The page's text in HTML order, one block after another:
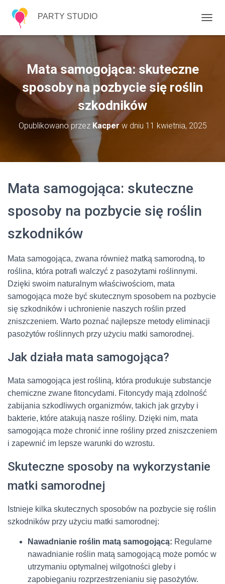
PARTY STUDIO
R
Mata samogojąca: skuteczne
sposoby na pozbycie się roślin
szkodników
Opublikowano przez Kacperw dniu 11 kwietnia, 2025
Mata samogojąca: skuteczne
sposoby na pozbycie się roślin
szkodników
Mata samogojąca, zwana również matką samorodną, to
roślina, która potrafi walczyć z pasożytami roślinnymi.
Dzięki swoim naturalnym właściwościom, mata
samogojąca może być skutecznym sposobem na pozbycie
się szkodników i uchronienie naszych roślin przed
zniszczeniem. Warto poznać najlepsze metody eliminacji
pasożytów roślinnych przy użyciu matki samorodnej.
Jak działa mata samogojąca?
Mata samogojąca jest rośliną, która produkuje substancje
chemiczne zwane fitoncydami. Fitoncydy mają zdolność
zabijania szkodliwych organizmów, takich jak grzyby i
bakterie, które atakują nasze rośliny. Dzięki nim, mata
samogojąca może chronić inne rośliny przed zniszczeniem
i zapewnić im lepsze warunki do wzrostu.
Skuteczne sposoby na wykorzystanie
matki samorodnej
Istnieje kilka skutecznych sposobów na pozbycie się roślin
szkodników przy użyciu matki samorodnej:
Nawadnianie roślin matą samogojącą: Regularne
nawadnianie roślin matą samogojącą może pomóc w
utrzymaniu optymalnej wilgotności gleby i
zapobieganiu rozprzestrzenianiu się pasożytów.